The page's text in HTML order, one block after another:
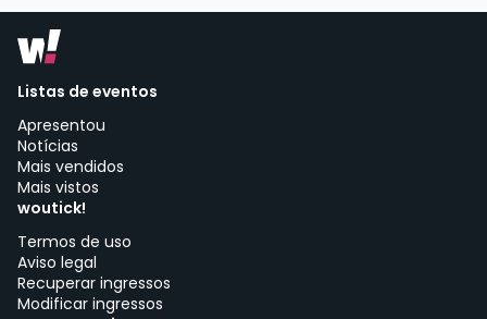
Listas de eventos
Apresentou
Notícias
Mais vendidos
Mais vistos
woutick!
Termos de uso
Aviso legal
Recuperar ingressos
Modificar ingressos